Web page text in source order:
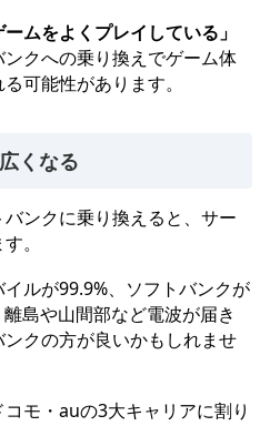
ムをよくプレイしている」
クへの乗り換えでゲーム体
可能性があります。
くなる
ンクに乗り換えると、サー
。
ルが99.9%、ソフトバンクが
島や山間部など電波が届き
クの方が良いかもしれませ
モ・auの3大キャリアに割り